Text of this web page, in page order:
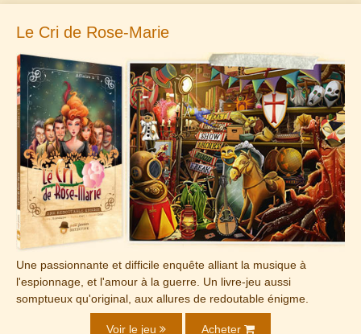
Le Cri de Rose-Marie
Une passionnante et difficile enquête alliant la musique à
l'espionnage, et l'amour à la guerre. Un livre-jeu aussi
somptueux qu'original, aux allures de redoutable énigme.
Voir le jeu Acheter